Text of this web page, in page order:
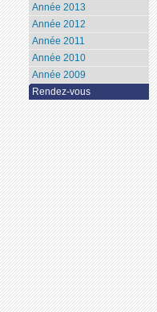
Année 2013
Année 2012
Année 2011
Année 2010
Année 2009
Rendez-vous